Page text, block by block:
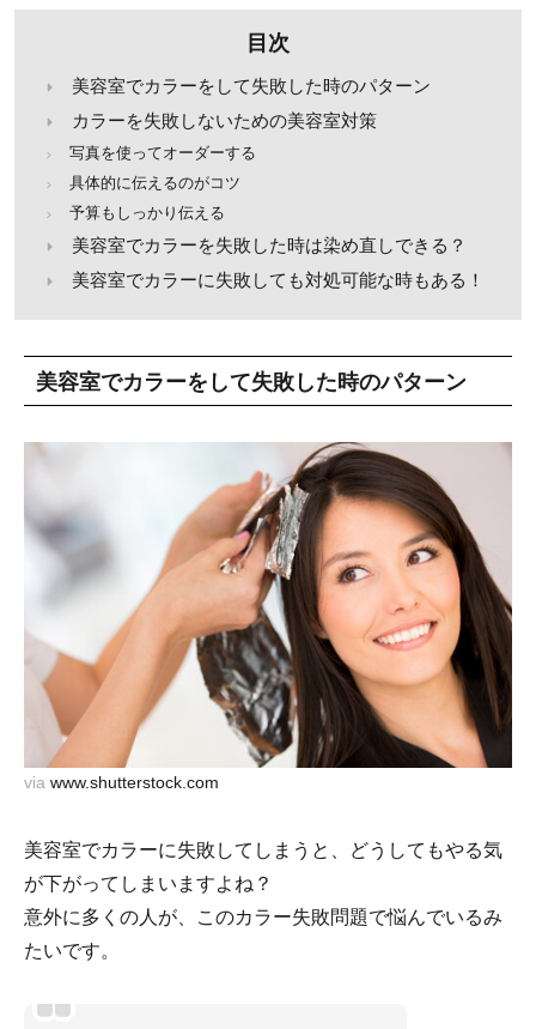
目次
美容室でカラーをして失敗した時のパターン
カラーを失敗しないための美容室対策
写真を使ってオーダーする
具体的に伝えるのがコツ
予算もしっかり伝える
美容室でカラーを失敗した時は染め直しできる？
美容室でカラーに失敗しても対処可能な時もある！
美容室でカラーをして失敗した時のパターン
via www.shutterstock.com
美容室でカラーに失敗してしまうと、どうしてもやる気
が下がってしまいますよね？
意外に多くの人が、このカラー失敗問題で悩んでいるみ
たいです。